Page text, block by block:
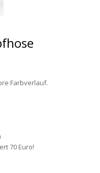
Farbverlauf.
70 Euro!